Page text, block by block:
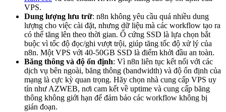
VPS.
Dung lượng lưu trữ: n8n không yêu cầu quá nhiều dung
lượng cho việc cài đặt, nhưng dữ liệu mà các workflow tạo ra
có thể tăng lên theo thời gian. Ổ cứng SSD là lựa chọn bắt
buộc vì tốc độ đọc/ghi vượt trội, giúp tăng tốc độ xử lý của
n8n. Một VPS với 40-50GB SSD là điểm khởi đầu an toàn.
Băng thông và độ ổn định: Vì n8n liên tục kết nối với các
dịch vụ bên ngoài, băng thông (bandwidth) và độ ổn định của
mạng là cực kỳ quan trọng. Hãy chọn nhà cung cấp VPS uy
tín như AZWEB, nơi cam kết về uptime và cung cấp băng
thông không giới hạn để đảm bảo các workflow không bị
gián đoạn.